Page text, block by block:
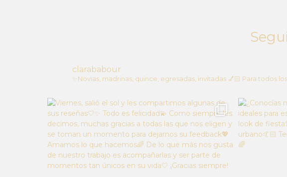
clarababour
✨Novias, madrinas, quince, egresadas, invitadas💅🏻 Para todos